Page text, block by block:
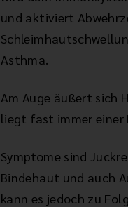
und aktiviert
Asthma.
Am Auge äußert sich
liegt fast immer einer
Symptome sind
Bindehaut und auch
kann es jedoch zu